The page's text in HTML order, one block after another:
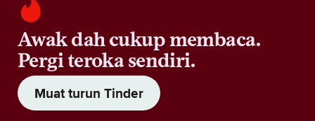
Awak dah cukup membaca.
Pergi teroka sendiri.
Muat turun Tinder